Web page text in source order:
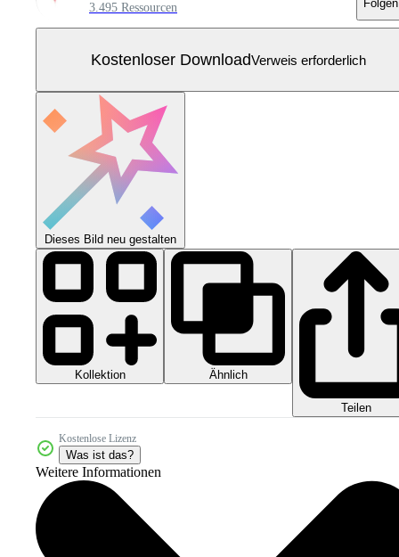
3.495 Ressourcen Folgen
Kostenloser DownloadVerweis erforderlich
Dieses Bild neu gestalten
Kollektion Ähnlich
Teilen
Kostenlose Lizenz
Was ist das?
Weitere Informationen